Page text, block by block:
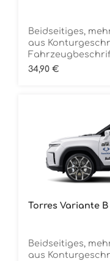
Beidseitiges,
aus
Regulärer Preis:
34,90 €
Torres Variante B
Beidseitiges,
aus